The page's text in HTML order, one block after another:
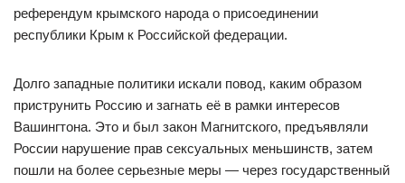
референдум крымского народа о присоединении
республики Крым к Российской федерации.
Долго западные политики искали повод, каким образом
приструнить Россию и загнать её в рамки интересов
Вашингтона. Это и был закон Магнитского, предъявляли
России нарушение прав сексуальных меньшинств, затем
пошли на более серьезные меры — через государственный